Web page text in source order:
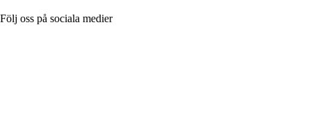
Följ oss på sociala medier